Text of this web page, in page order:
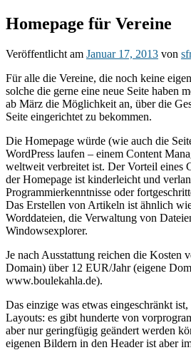
Homepage für Vereine
Veröffentlicht am Januar 17, 2013 von
Für alle die Vereine, die noch keine
solche die gerne eine neue Seite haben
ab März die Möglichkeit an, über die
Seite eingerichtet zu bekommen.
Die Homepage würde (wie auch die
WordPress laufen – einem Content
weltweit verbreitet ist. Der Vorteil eines
der Homepage ist kinderleicht und
Programmierkenntnisse oder
Das Erstellen von Artikeln ist ähnlich
Worddateien, die Verwaltung von
Windowsexplorer.
Je nach Ausstattung reichen die Kosten
Domain) über 12 EUR/Jahr (eigene
www.boulekahla.de).
Das einzige was etwas eingeschränkt
Layouts: es gibt hunderte von
aber nur geringfügig geändert werden
eigenen Bildern in den Header ist aber